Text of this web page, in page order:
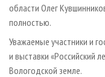
области Олег
полностью.
Уважаемые участники и
и выставки «Российский
Вологодской земле.